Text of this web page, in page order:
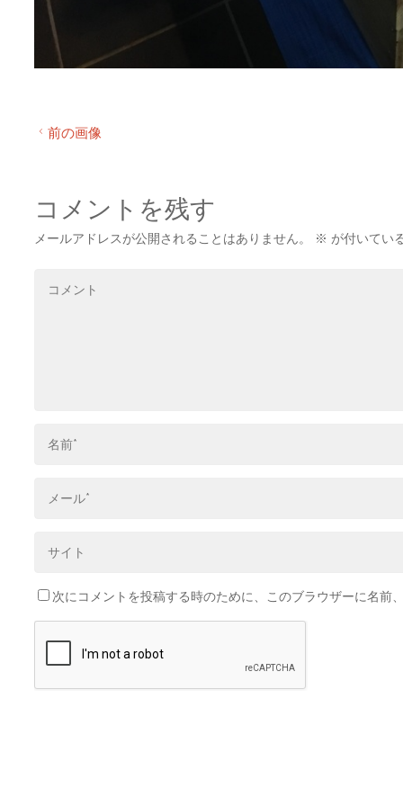
前の画像
コメントを残す
メールアドレスが公開されることはありません。 ※ が付いてい
次にコメントを投稿する時のために、このブラウザーに名前